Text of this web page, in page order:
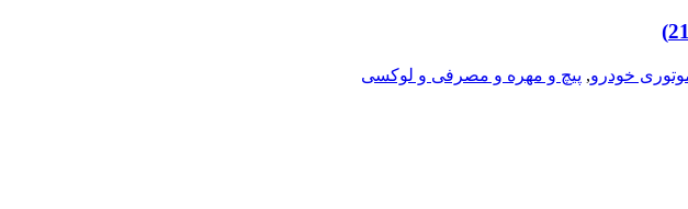
خودرو, پیچ و مهره و مصرفی و لوکسی